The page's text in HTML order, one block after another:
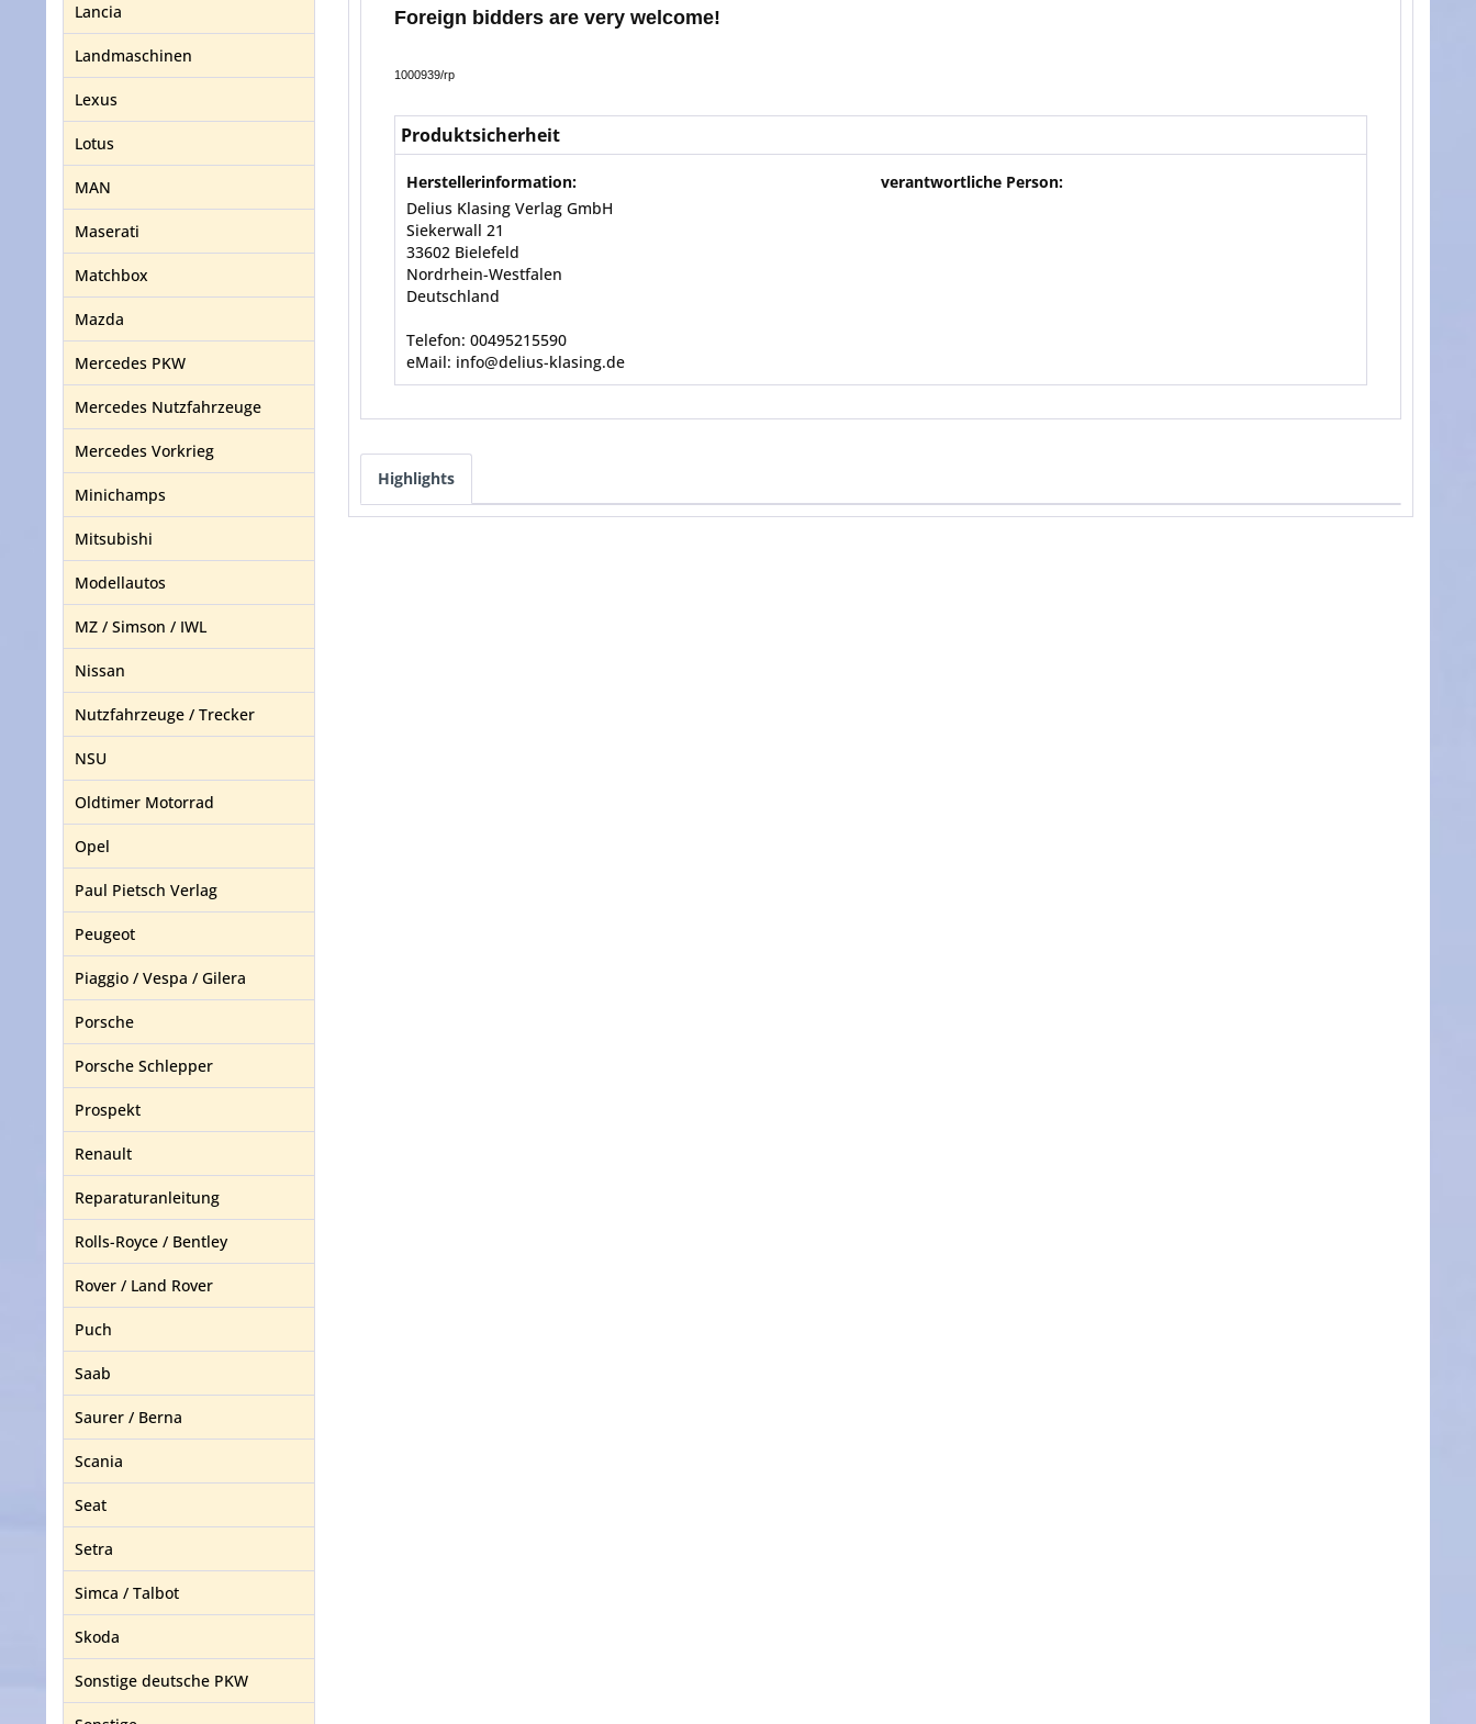
Lancia
Landmaschinen
Lexus
Lotus
MAN
Maserati
Matchbox
Mazda
Mercedes PKW
Mercedes Nutzfahrzeuge
Mercedes Vorkrieg
Minichamps
Mitsubishi
Modellautos
MZ / Simson / IWL
Nissan
Nutzfahrzeuge / Trecker
NSU
Oldtimer Motorrad
Opel
Paul Pietsch Verlag
Peugeot
Piaggio / Vespa / Gilera
Porsche
Porsche Schlepper
Prospekt
Renault
Reparaturanleitung
Rolls-Royce / Bentley
Rover / Land Rover
Puch
Saab
Saurer / Berna
Scania
Seat
Setra
Simca / Talbot
Skoda
Sonstige deutsche PKW
Foreign bidders are very welcome!
1000939/rp
Produktsicherheit
Herstellerinformation:
Delius Klasing Verlag GmbH
Siekerwall 21
33602 Bielefeld
Nordrhein-Westfalen
Deutschland
Telefon: 00495215590
eMail: info@delius-klasing.de
verantwortliche Person:
Highlights